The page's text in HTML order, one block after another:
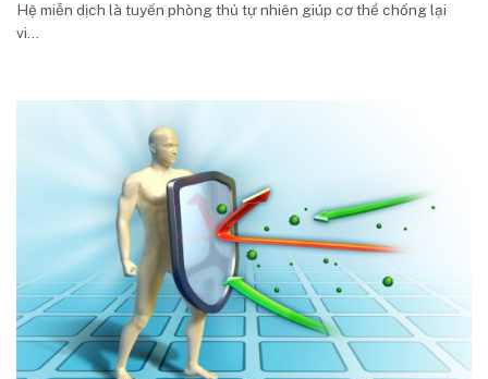
Hệ miễn dịch là tuyến phòng thủ tự nhiên giúp cơ thể chống lại
vi...